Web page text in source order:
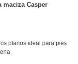
maciza Casper
planos ideal para pies